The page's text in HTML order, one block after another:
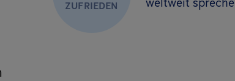
ZUFRIEDEN